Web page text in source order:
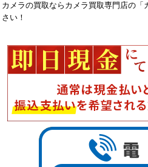
カメラの買取ならカメラ買取専門店の
さい！